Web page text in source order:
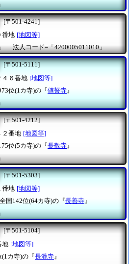
[〒501-4241]
番地 [地図等]
法人コード=「4200005011010」
[〒501-5111]
４６番地 [地図等]
位(1カ寺)の『値誓寺 』
[〒501-4212]
２番地 [地図等]
位(5カ寺)の『長敬寺 』
[〒501-5303]
番地 [地図等]
全国142位(64カ寺)の『長善寺』
[〒501-5104]
地 [地図等]
(1カ寺)の『長瀧寺 』